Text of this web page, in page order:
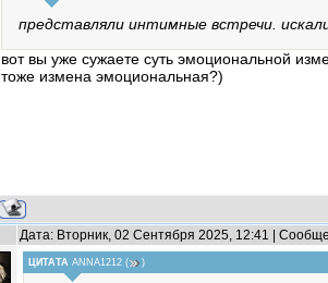
представляли интимные встречи.
вот вы уже сужаете суть эмоциональной
тоже измена эмоциональная?)
Дата: Вторник, 02 Сентября 2025, 12:41 |
ЦИТАТА ANNA1212 ( )